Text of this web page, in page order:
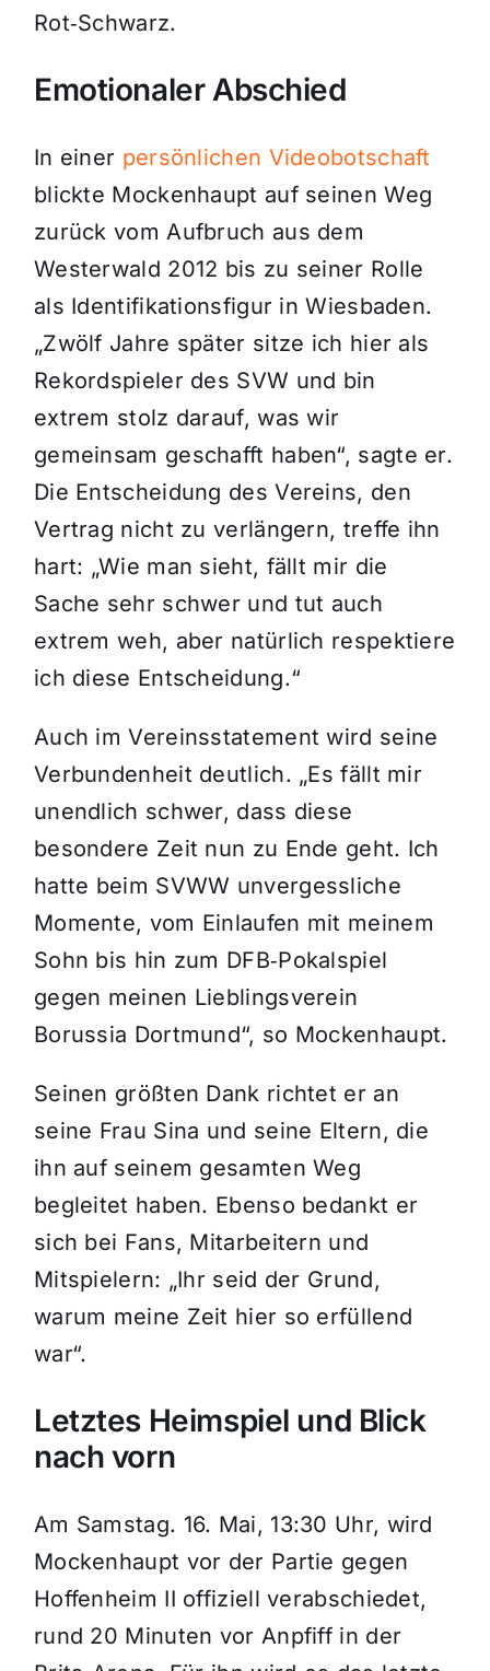
Rot‑Schwarz.
Emotionaler Abschied
In einer persönlichen Videobotschaft
blickte Mockenhaupt auf seinen Weg
zurück vom Aufbruch aus dem
Westerwald 2012 bis zu seiner Rolle
als Identifikationsfigur in Wiesbaden.
„Zwölf Jahre später sitze ich hier als
Rekordspieler des SVW und bin
extrem stolz darauf, was wir
gemeinsam geschafft haben“, sagte er.
Die Entscheidung des Vereins, den
Vertrag nicht zu verlängern, treffe ihn
hart: „Wie man sieht, fällt mir die
Sache sehr schwer und tut auch
extrem weh, aber natürlich respektiere
ich diese Entscheidung.“
Auch im Vereinsstatement wird seine
Verbundenheit deutlich. „Es fällt mir
unendlich schwer, dass diese
besondere Zeit nun zu Ende geht. Ich
hatte beim SVWW unvergessliche
Momente, vom Einlaufen mit meinem
Sohn bis hin zum DFB‑Pokalspiel
gegen meinen Lieblingsverein
Borussia Dortmund“, so Mockenhaupt.
Seinen größten Dank richtet er an
seine Frau Sina und seine Eltern, die
ihn auf seinem gesamten Weg
begleitet haben. Ebenso bedankt er
sich bei Fans, Mitarbeitern und
Mitspielern: „Ihr seid der Grund,
warum meine Zeit hier so erfüllend
war“.
Letztes Heimspiel und Blick
nach vorn
Am Samstag. 16. Mai, 13:30 Uhr, wird
Mockenhaupt vor der Partie gegen
Hoffenheim II offiziell verabschiedet,
rund 20 Minuten vor Anpfiff in der